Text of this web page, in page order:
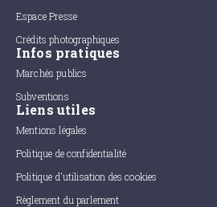
Espace Presse
Crédits photographiques
Infos pratiques
Marchés publics
Subventions
Liens utiles
Mentions légales
Politique de confidentialité
Politique d'utilisation des cookies
Règlement du parlement